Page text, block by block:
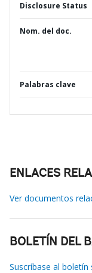
Disclosure Status
Nom. del doc.
Palabras clave
ENLACES
Ver documentos
BOLETÍN DEL
Suscríbase al